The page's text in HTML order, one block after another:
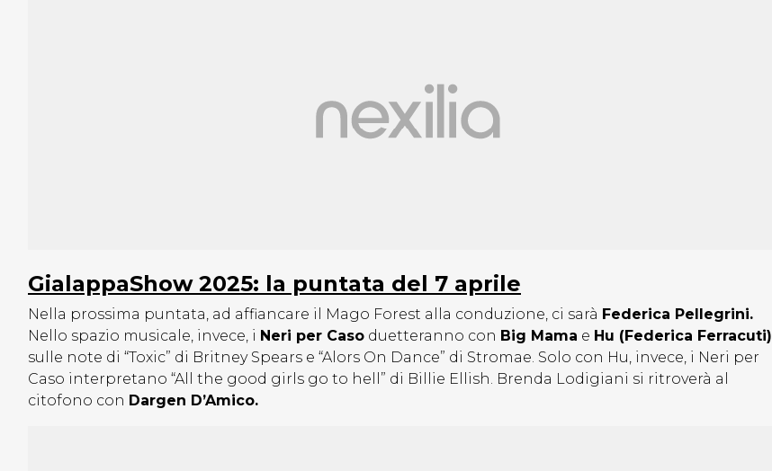
GialappaShow 2025: la puntata del 7 aprile
Nella prossima puntata, ad affiancare il Mago Forest alla conduzione, ci sarà Federica Pellegrini.
Nello spazio musicale, invece, i Neri per Caso duetteranno con Big Mama e Hu (Federica Ferracuti)
sulle note di “Toxic” di Britney Spears e “Alors On Dance” di Stromae. Solo con Hu, invece, i Neri per
Caso interpretano “All the good girls go to hell” di Billie Ellish. Brenda Lodigiani si ritroverà al
citofono con Dargen D’Amico.